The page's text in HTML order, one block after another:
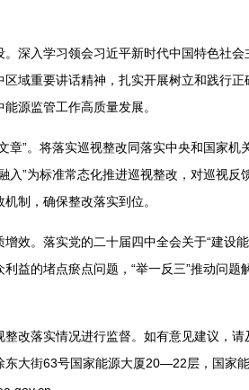
。深入学习领会习近平新时代中国特色社
域重要讲话精神，扎实开展树立和践行
源监管工作高质量发展。
章”。将落实巡视整改同落实中央和国家
入”为标准常态化推进巡视整改，对巡视
制，确保整改落实到位。
增效。落实党的二十届四中全会关于“建设
益的堵点瘀点问题，“举一反三”推动问
整改落实情况进行监督。如有意见建议，
大街63号国家能源大厦20—22层，国家